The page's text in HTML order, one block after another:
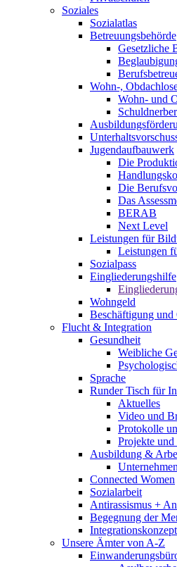
Soziales
Sozialatlas
Betreuungsbehörde
Gesetzliche
Wohn-,
Wohn- und
Jugendaufbauwerk
Die
Die
Das
BERAB
Next Level
Leistungen für
Leistungen
Sozialpass
Eingliederungshilfe
Wohngeld
Beschäftigung
Flucht & Integration
Gesundheit
Weibliche
Sprache
Runder Tisch für
Aktuelles
Video und
Protokolle
Projekte
Ausbildung &
Connected Women
Sozialarbeit
Antirassismus +
Begegnung der
Integrationskonzept
Unsere Ämter von A-Z